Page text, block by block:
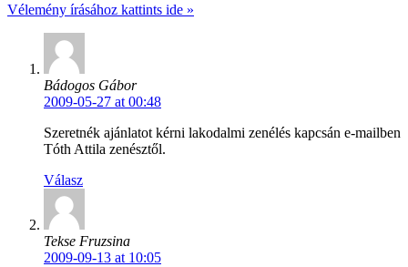
Vélemény írásához kattints ide »
Bádogos Gábor
2009-05-27 at 00:48
Szeretnék ajánlatot kérni lakodalmi zenélés kapcsán e-mailben
Tóth Attila zenésztől.
Válasz
Tekse Fruzsina
2009-09-13 at 10:05